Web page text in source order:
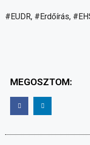
#EUDR, #Erdőírás,
MEGOSZTOM: